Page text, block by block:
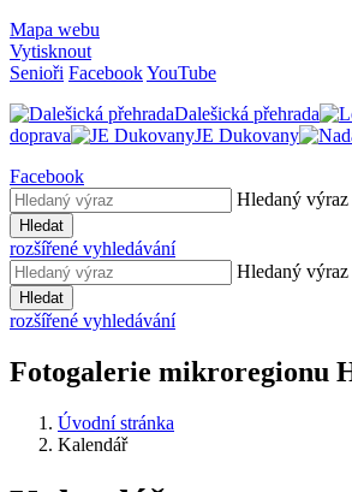
Mapa webu
Vytisknout
Senioři FacebookYouTube
Dalešická přehrada
doprava
JE Dukovany
Facebook
Hledaný výraz
Hledat
rozšířené vyhledávání
Hledaný výraz
Hledat
rozšířené vyhledávání
Fotogalerie mikroregionu
Úvodní stránka
Kalendář